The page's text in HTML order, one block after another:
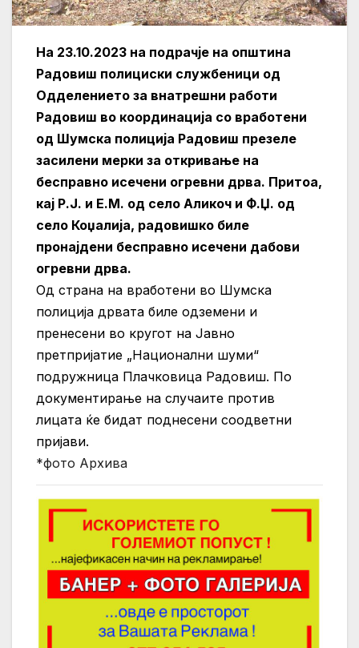
На 23.10.2023 на подрачје на oпштина
Радовиш полициски службеници од
Одделението за внатрешни работи
Радовиш во координација со вработени
од Шумска полиција Радовиш презеле
засилени мерки за откривање на
бесправно исечени огревни дрва. Притоа,
кај Р.Ј. и Е.М. од село Аликоч и Ф.Џ. од
село Коџалија, радовишко биле
пронајдени бесправно исечени дабови
огревни дрва.
Од страна на вработени во Шумска
полиција дрвата биле одземени и
пренесени во кругот на Јавно
претпријатие „Национални шуми“
подружница Плачковица Радовиш. По
документирање на случаите против
лицата ќе бидат поднесени соодветни
пријави.
*фото Архива